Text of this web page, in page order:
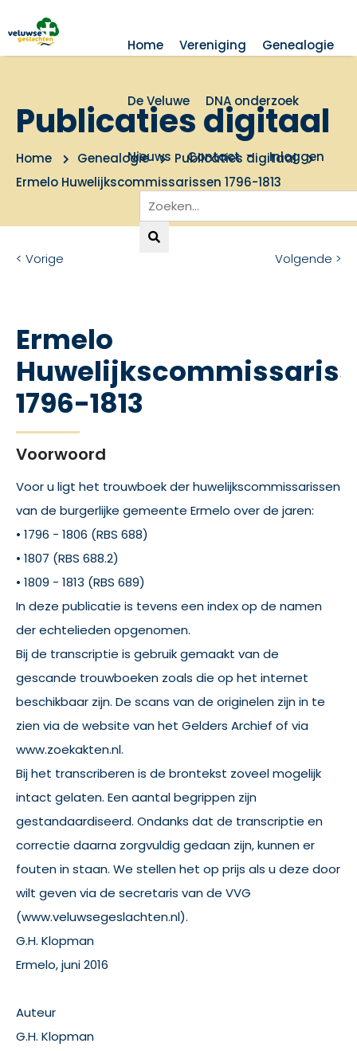
Home Vereniging Genealogie
De Veluwe DNA onderzoek
Nieuws Contact Inloggen
Publicaties digitaal
Home Genealogie
Publicaties digitaal
Ermelo Huwelijkscommissarissen 1796-1813
< Vorige Volgende >
Ermelo
1796-1813
Voorwoord
Voor u ligt het trouwboek der huwelijkscommissarissen
van de burgerlijke gemeente Ermelo over de jaren:
• 1796 - 1806 (RBS 688)
• 1807 (RBS 688.2)
• 1809 - 1813 (RBS 689)
In deze publicatie is tevens een index op de namen
der echtelieden opgenomen.
Bij de transcriptie is gebruik gemaakt van de
gescande trouwboeken zoals die op het internet
beschikbaar zijn. De scans van de originelen zijn in te
zien via de website van het Gelders Archief of via
www.zoekakten.nl.
Bij het transcriberen is de brontekst zoveel mogelijk
intact gelaten. Een aantal begrippen zijn
gestandaardiseerd. Ondanks dat de transcriptie en
correctie daarna zorgvuldig gedaan zijn, kunnen er
fouten in staan. We stellen het op prijs als u deze door
wilt geven via de secretaris van de VVG
(www.veluwsegeslachten.nl).
G.H. Klopman
Ermelo, juni 2016
Auteur
G.H. Klopman